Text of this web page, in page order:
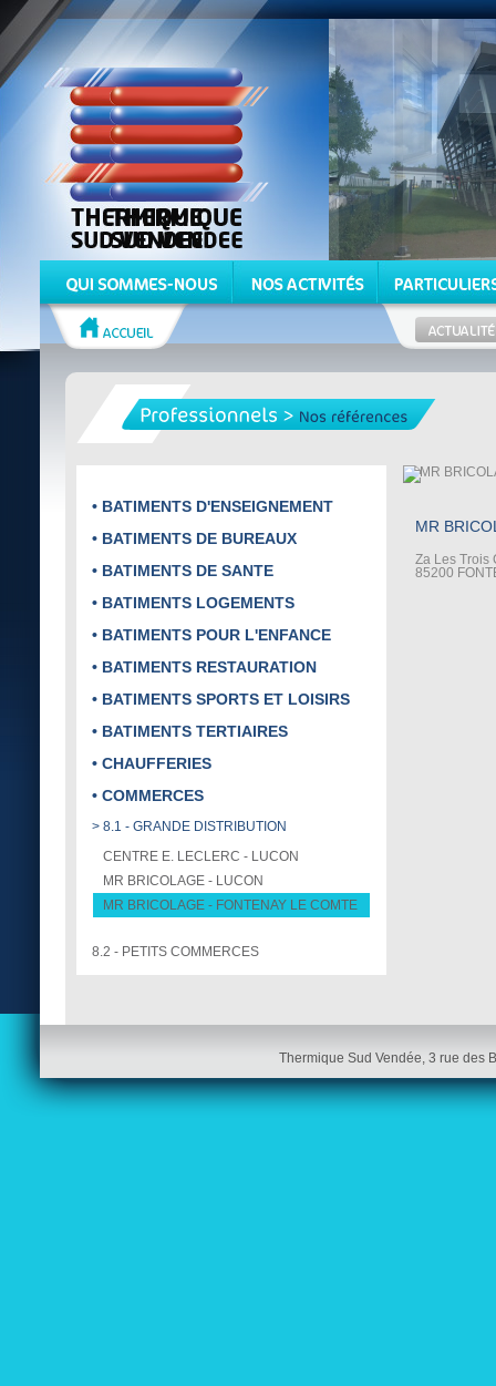
• BATIMENTS D'ENSEIGNEMENT
• BATIMENTS DE BUREAUX
• BATIMENTS DE SANTE
• BATIMENTS LOGEMENTS
• BATIMENTS POUR L'ENFANCE
• BATIMENTS RESTAURATION
• BATIMENTS SPORTS ET LOISIRS
• BATIMENTS TERTIAIRES
• CHAUFFERIES
• COMMERCES
> 8.1 - GRANDE DISTRIBUTION
CENTRE E. LECLERC - LUCON
MR BRICOLAGE - LUCON
MR BRICOLAGE - FONTENAY LE COMTE
8.2 - PETITS COMMERCES
MR
Za Les Trois
85200
Thermique Sud Vendée, 3 rue des